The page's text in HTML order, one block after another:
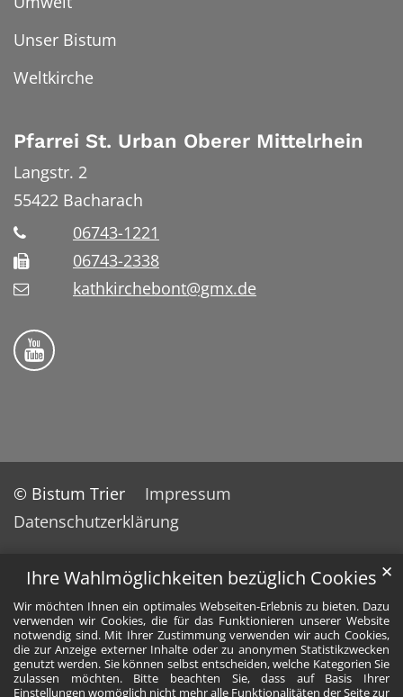
Ihre Wahlmöglichkeiten bezüglich Cookies
Wir möchten Ihnen ein optimales Webseiten-Erlebnis zu bieten. Dazu
verwenden wir Cookies, die für das Funktionieren unserer Website
notwendig sind. Mit Ihrer Zustimmung verwenden wir auch Cookies,
die zur Anzeige externer Inhalte oder zu anonymen Statistikzwecken
genutzt werden. Sie können selbst entscheiden, welche Kategorien Sie
zulassen möchten. Bitte beachten Sie, dass auf Basis Ihrer
Einstellungen womöglich nicht mehr alle Funktionalitäten der Seite zur
✕
Unser Bistum
Weltkirche
Pfarrei St. Urban Oberer Mittelrhein
Langstr. 2
55422 Bacharach
06743-1221
06743-2338
kathkirchebont@gmx.de
Folge uns auf YouTube
© Bistum Trier
Impressum
Datenschutzerklärung